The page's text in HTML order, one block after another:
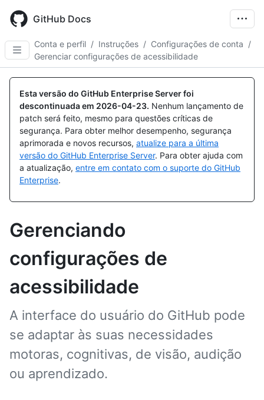
main
content
GitHub Docs
Conta e perfil / Instruções / Configurações de conta /
Gerenciar configurações de acessibilidade
Esta versão do GitHub Enterprise Server foi
descontinuada em 2026-04-23. Nenhum lançamento de
patch será feito, mesmo para questões críticas de
segurança. Para obter melhor desempenho, segurança
aprimorada e novos recursos, atualize para a última
versão do GitHub Enterprise Server. Para obter ajuda com
a atualização, entre em contato com o suporte do GitHub
Enterprise.
Gerenciando
configurações de
acessibilidade
A interface do usuário do GitHub pode
se adaptar às suas necessidades
motoras, cognitivas, de visão, audição
ou aprendizado.